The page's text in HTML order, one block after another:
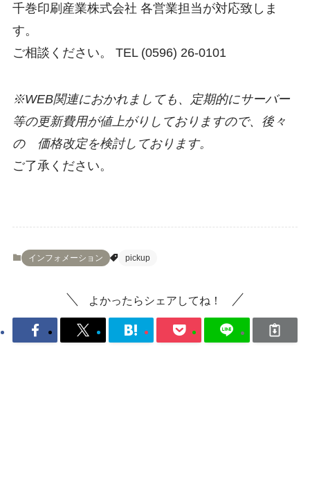
千巻印刷産業株式会社 各営業担当が対応致しま
す。
ご相談ください。 TEL (0596) 26-0101
※WEB関連におかれましても、定期的にサーバー
等の更新費用が値上がりしておりますので、後々
の 価格改定を検討しております。
ご了承ください。
インフォメーション pickup
よかったらシェアしてね！